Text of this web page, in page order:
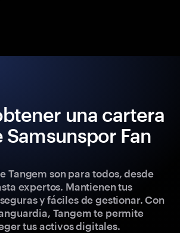
una cartera
Fan
Tangem son para todos, desde
expertos. Mantienen tus
y fáciles de gestionar. Con
Tangem te permite
tus activos digitales.